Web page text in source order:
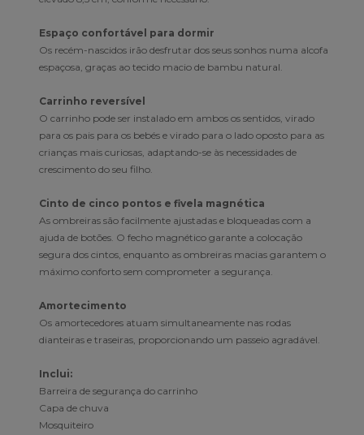
Espaço confortável para dormir
Os recém-nascidos irão desfrutar dos seus sonhos numa alcofa
espaçosa, graças ao tecido macio de bambu natural.
Carrinho reversível
O carrinho pode ser instalado em ambos os sentidos, virado
para os pais para os bebés e virado para o lado oposto para as
crianças mais curiosas, adaptando-se às necessidades de
crescimento do seu filho.
Cinto de cinco pontos e fivela magnética
As ombreiras são facilmente ajustadas e bloqueadas com a
ajuda de botões. O fecho magnético garante a colocação
segura dos cintos, enquanto as ombreiras macias garantem o
máximo conforto sem comprometer a segurança.
Amortecimento
Os amortecedores atuam simultaneamente nas rodas
dianteiras e traseiras, proporcionando um passeio agradável.
Inclui:
Barreira de segurança do carrinho
Capa de chuva
Mosquiteiro